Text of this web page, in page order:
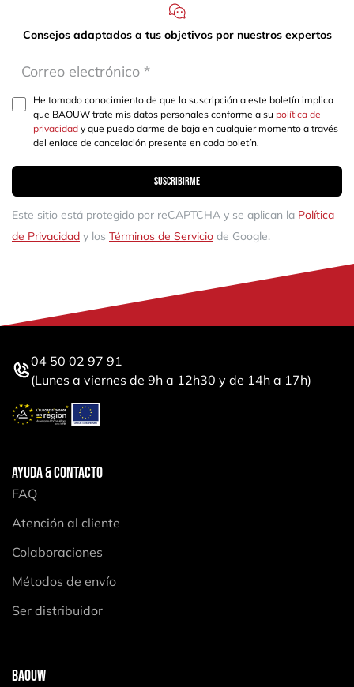
Consejos adaptados a tus objetivos por nuestros expertos
He tomado conocimiento de que la suscripción a este boletín implica
que BAOUW trate mis datos personales conforme a su política de
privacidad y que puedo darme de baja en cualquier momento a través
del enlace de cancelación presente en cada boletín.
Suscribirme
Este sitio está protegido por reCAPTCHA y se aplican la Política
de Privacidad y los Términos de Servicio de Google.
04 50 02 97 91
(Lunes a viernes de 9h a 12h30 y de 14h a 17h)
AYUDA & CONTACTO
FAQ
Atención al cliente
Colaboraciones
Métodos de envío
Ser distribuidor
BAOUW